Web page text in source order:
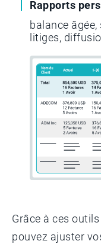
Rapports
balance
litiges,
Grâce à ces
pouvez ajuster